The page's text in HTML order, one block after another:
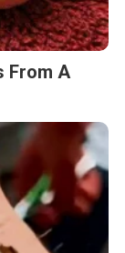
From A